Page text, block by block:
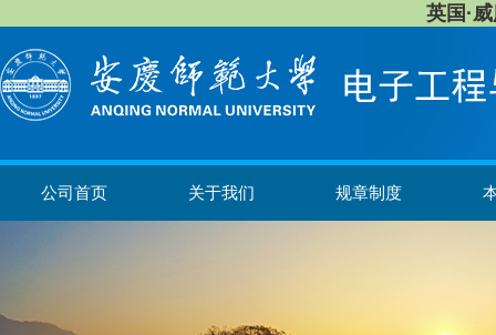
英国·
公司首页 关于我们 规章制度